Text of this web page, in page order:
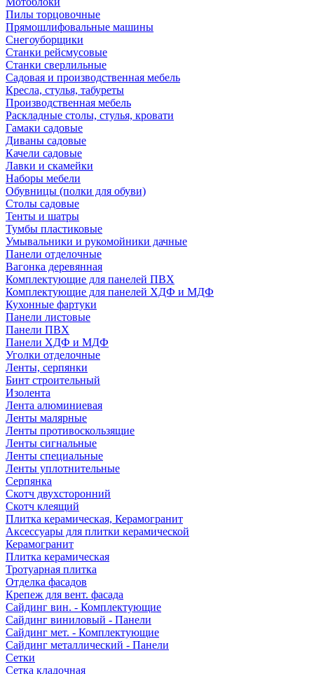
Пилы торцовочные
Прямошлифовальные машины
Снегоуборщики
Станки рейсмусовые
Станки сверлильные
Садовая и производственная мебель
Кресла, стулья, табуреты
Производственная мебель
Раскладные столы, стулья, кровати
Гамаки садовые
Диваны садовые
Качели садовые
Лавки и скамейки
Наборы мебели
Обувницы (полки для обуви)
Столы садовые
Тенты и шатры
Тумбы пластиковые
Умывальники и рукомойники дачные
Панели отделочные
Вагонка деревянная
Комплектующие для панелей ПВХ
Комплектующие для панелей ХДФ и МДФ
Кухонные фартуки
Панели листовые
Панели ПВХ
Панели ХДФ и МДФ
Уголки отделочные
Ленты, серпянки
Бинт строительный
Изолента
Лента алюминиевая
Ленты малярные
Ленты противоскользящие
Ленты сигнальные
Ленты специальные
Ленты уплотнительные
Серпянка
Скотч двухсторонний
Скотч клеящий
Плитка керамическая, Керамогранит
Аксессуары для плитки керамической
Керамогранит
Плитка керамическая
Тротуарная плитка
Отделка фасадов
Крепеж для вент. фасада
Сайдинг вин. - Комплектующие
Сайдинг виниловый - Панели
Сайдинг мет. - Комплектующие
Сайдинг металлический - Панели
Сетки
Сетка кладочная